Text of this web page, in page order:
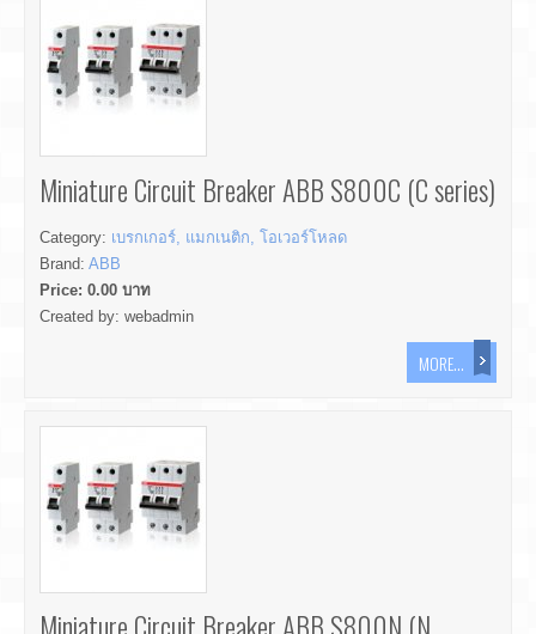
Miniature Circuit Breaker ABB S800C (C series)
Category: เบรกเกอร์, แมกเนติก, โอเวอร์โหลด
Brand: ABB
Price: 0.00 บาท
Created by: webadmin
MORE...